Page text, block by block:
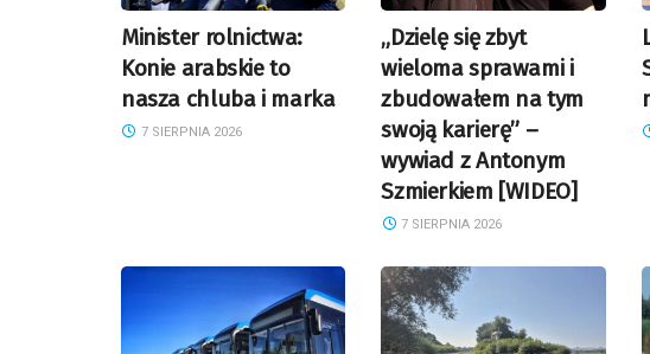
Minister rolnictwa:
Konie arabskie to
nasza chluba i marka
7 SIERPNIA 2026
„Dzielę się zbyt
wieloma sprawami i
zbudowałem na tym
swoją karierę” –
wywiad z Antonym
Szmierkiem [WIDEO]
7 SIERPNIA 2026